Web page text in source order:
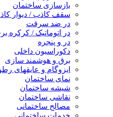
بازسازی ساختمان
سقف کاذب / دیوار
در ضد سرقت
در اتوماتیک / کرکره
در و پنجره
دکوراسیون داخلی
برق و هوشمند سازی
ایزوگام و عایقهای
نمای ساختمان
شیشه ساختمان
نقاشی ساختمان
مصالح ساختمانی